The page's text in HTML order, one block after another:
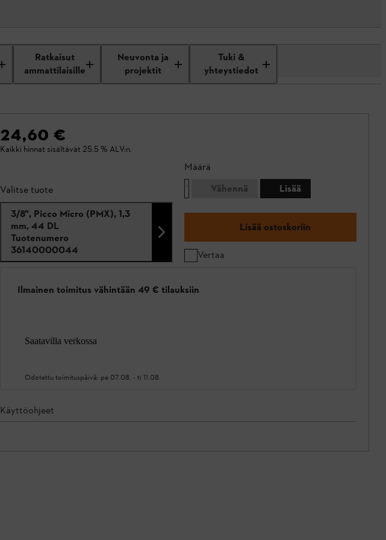
Ratkaisut
ammattilaisille
Neuvonta ja
projektit
Tuki &
yhteystiedot
24,60 €
Kaikki hinnat sisältävät 25.5 % ALV:n.
Valitse tuote
3/8", Picco Micro (PMX), 1,3
mm, 44 DL
Tuotenumero
36140000044
Määrä
Vähennä
Lisää
Lisää ostoskoriin
Vertaa
Ilmainen toimitus vähintään 49 € tilauksiin
Saatavilla verkossa
Odotettu toimituspäivä: pe 07.08. - ti 11.08.
Käyttöohjeet